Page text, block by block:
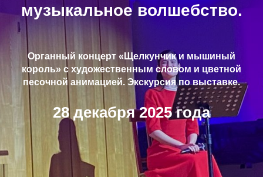
музыкальное волшебство.
Органный концерт «Щелкунчик и мышиный
король» с художественным словом и цветной
песочной анимацией. Экскурсия по выставке.
28 декабря 2025 года